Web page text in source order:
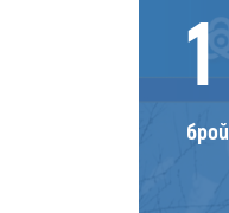
1
брой